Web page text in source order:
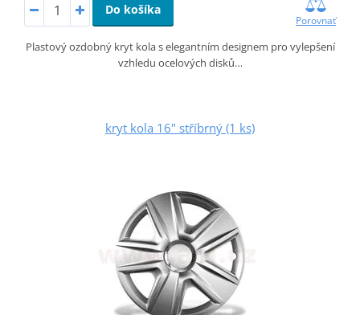
Do košíka
Porovnať
Plastový ozdobný kryt kola s elegantním designem pro vylepšení
vzhledu ocelových disků…
kryt kola 16" stříbrný (1 ks)